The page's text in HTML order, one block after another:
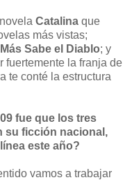
Catalina que
más vistas;
Más Sabe el Diablo; y
fuertemente la franja de
te conté la estructura
fue que los tres
su ficción nacional,
este año?
vamos a trabajar